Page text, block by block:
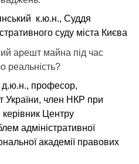
к.ю.н., Суддя
суду міста Києва
арешт майна під час
реальність?
д.ю.н., професор,
України, член НКР при
Центру
адміністративної
академії правових